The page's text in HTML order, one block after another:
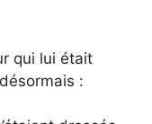
qui lui était
: